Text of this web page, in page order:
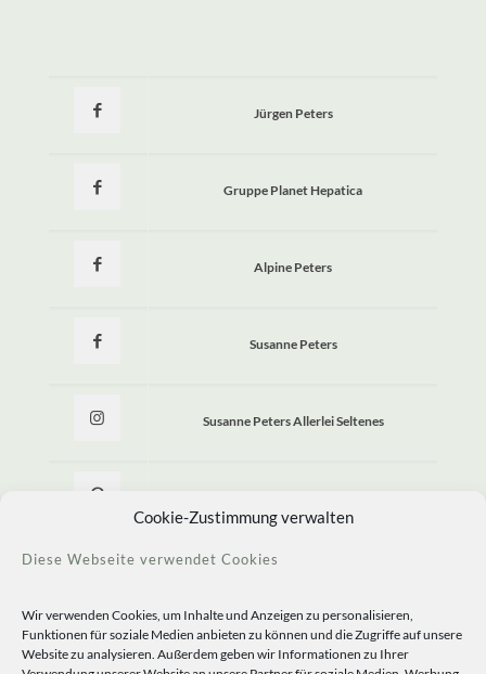
Cookie-Zustimmung verwalten
Diese Webseite verwendet Cookies
Wir verwenden Cookies, um Inhalte und Anzeigen zu personalisieren,
Funktionen für soziale Medien anbieten zu können und die Zugriffe auf unsere
Website zu analysieren. Außerdem geben wir Informationen zu Ihrer
Jürgen Peters
Gruppe Planet Hepatica
Alpine Peters
Susanne Peters
Susanne Peters Allerlei Seltenes